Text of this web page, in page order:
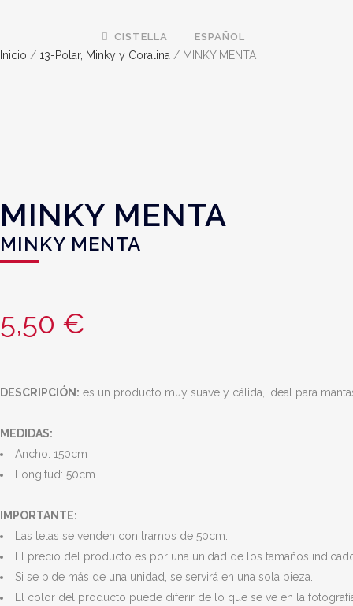
CISTELLA ESPAÑOL
Inicio / 13-Polar, Minky y Coralina / MINKY MENTA
MINKY MENTA
MINKY MENTA
5,50 €
DESCRIPCIÓN: es un producto muy suave y cálida, ideal para
MEDIDAS:
Ancho: 150cm
Longitud: 50cm
IMPORTANTE:
Las telas se venden con tramos de 50cm.
El precio del producto es por una unidad de los tamaños
Si se pide más de una unidad, se servirá en una sola pieza.
El color del producto puede diferir de lo que se ve en la